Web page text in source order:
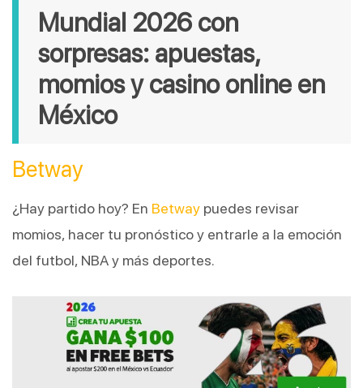
Mundial 2026 con
sorpresas: apuestas,
momios y casino online en
México
Betway
¿Hay partido hoy? En Betway puedes revisar
momios, hacer tu pronóstico y entrarle a la emoción
del futbol, NBA y más deportes.